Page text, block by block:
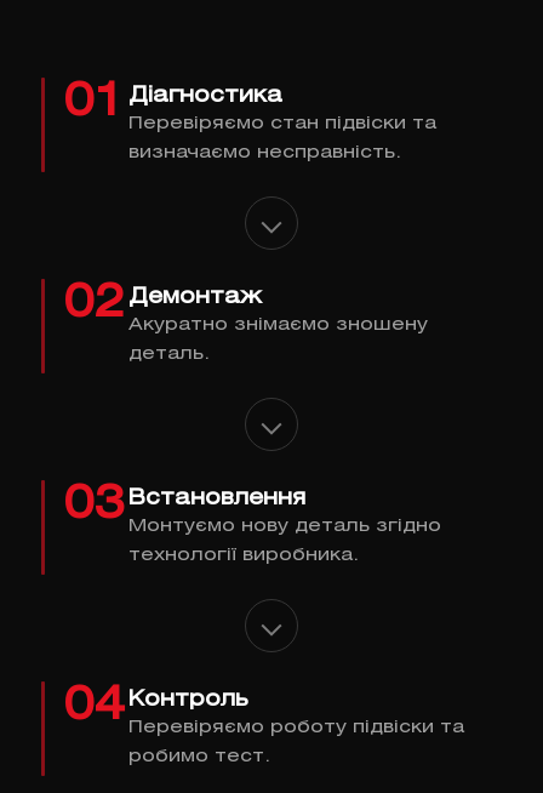
01 Діагностика
Перевіряємо стан підвіски та
визначаємо несправність.
02 Демонтаж
Акуратно знімаємо зношену
деталь.
03 Встановлення
Монтуємо нову деталь згідно
технології виробника.
04 Контроль
Перевіряємо роботу підвіски та
робимо тест.